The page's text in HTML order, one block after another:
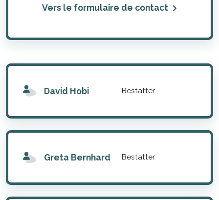
Vers le formulaire de contact
David Hobi Bestatter
Greta Bernhard Bestatter